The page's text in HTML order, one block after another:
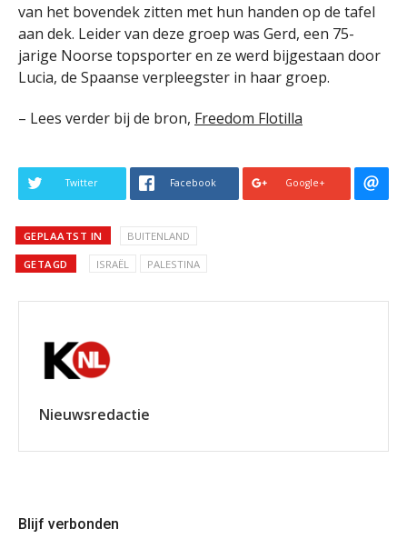
van het bovendek zitten met hun handen op de tafel
aan dek. Leider van deze groep was Gerd, een 75-
jarige Noorse topsporter en ze werd bijgestaan door
Lucia, de Spaanse verpleegster in haar groep.
– Lees verder bij de bron, Freedom Flotilla
Twitter Facebook Google+
GEPLAATST IN BUITENLAND
GETAGD ISRAËL PALESTINA
Nieuwsredactie
Blijf verbonden